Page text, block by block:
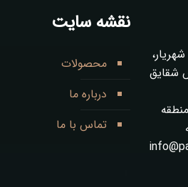
شقایق
نقشه سایت
محصولات
درباره ما
تماس با ما